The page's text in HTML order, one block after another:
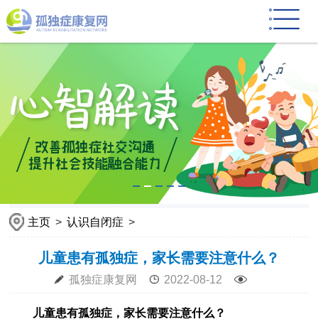
主页 > 认识自闭症 >
儿童患有孤独症，家长需要注意什么？
孤独症康复网 2022-08-12
儿童患有孤独症，家长需要注意什么？